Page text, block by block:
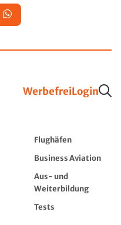
WerbefreiLogin
Flughäfen
Business Aviation
Aus- und
Weiterbildung
Tests